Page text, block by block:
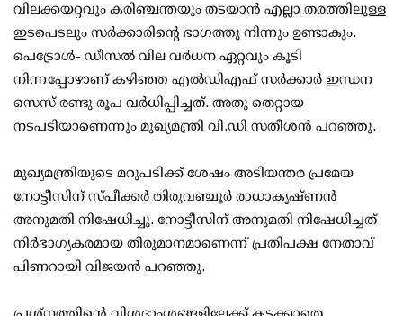
വിലക്കയറ്റവും കരിഞ്ചന്തയും തടയാന്‍ എല്ലാ തരത്തിലുള്ള
ഇടപെടലും സര്‍ക്കാരിന്റെ ഭാഗത്തു നിന്നും ഉണ്ടാകും.
പെട്രോള്‍- ഡീസല്‍ വില വര്‍ധന ഏറ്റവും കൂടി
നിന്നപ്പോഴാണ് കഴിഞ്ഞ എല്‍ഡിഎഫ് സര്‍ക്കാര്‍ ഇന്ധന
സെസ് രണ്ടു രൂപ വര്‍ധിപ്പിച്ചത്. അതു തെറ്റായ
നടപടിയാണെന്നും മുഖ്യമന്ത്രി വി.ഡി സതീശന്‍ പറഞ്ഞു.
മുഖ്യമന്ത്രിയുടെ മറുപടിക്ക് ശേഷം അടിയന്തര പ്രമേയ
നോട്ടീസിന് സ്പീക്കര്‍ തിരുവഞ്ചൂര്‍ രാധാകൃഷ്ണന്‍
അനുമതി നിഷേധിച്ചു. നോട്ടീസിന് അനുമതി നിഷേധിച്ചത്
നിര്‍ഭാഗ്യകരമായ തീരുമാനമാണെന്ന് പ്രതിപക്ഷ നേതാവ്
പിണറായി വിജയന്‍ പറഞ്ഞു.